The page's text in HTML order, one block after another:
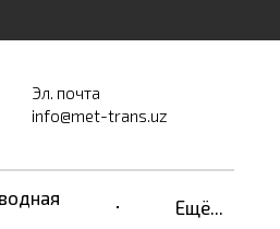
Эл. почта
info@met-trans.uz
Ещё...